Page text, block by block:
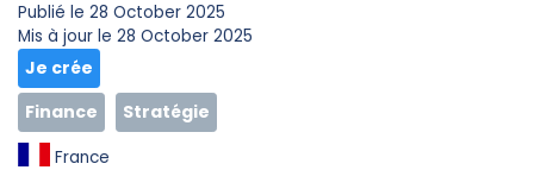
Publié le 28 October 2025
Mis à jour le 28 October 2025
Je crée
Finance
Stratégie
France